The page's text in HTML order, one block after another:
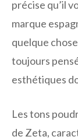
précise qu’il
marque
quelque
toujours
esthétiques
Les tons
de Zeta,